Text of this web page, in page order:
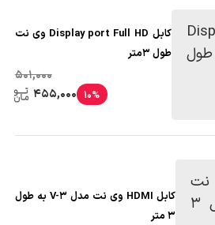
کابل Display port Full HD وی نت
طول 3متر
501,000
10%
455,000
کابل HDMI وی نت مدل V-3 به طول
3 متر